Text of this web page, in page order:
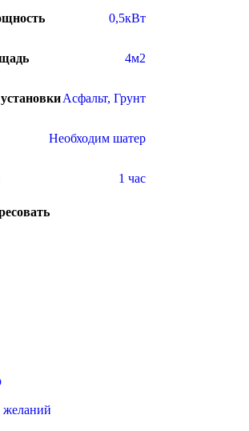
0,5кВт
4м2
Асфальт, Грунт
Необходим шатер
1 час
желаний